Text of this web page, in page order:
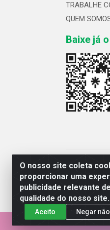
O nosso site coleta
proporcionar uma
publicidade relevante
qualidade do nosso site.
Aceito Negar
TRABALHE
QUEM
Baixe já